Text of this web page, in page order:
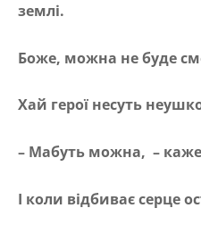
землі.
Боже, можна не буде
Хай герої несуть
– Мабуть можна, –
І коли відбиває серце